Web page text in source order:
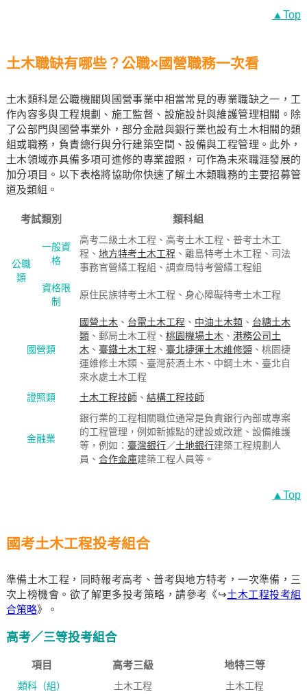
▲Top
土木職缺有哪些？公職×國營職務一次看
土木類科是公職機關與國營事業中相當常見的專業職缺之一，工
作內容多與工程規劃、施工監督、設施設計與維護管理相關。除
了公部門與國營事業外，部分金融與銀行業也設有土木相關的類
組或職務，負責總行與分行建築空間、設備與工程管理。此外，
土木領域亦具備多項可進修的專業證照，可作為未來職涯發展的
加分項目。以下表格將協助你快速了解土木類職務的主要招募管
道及類組。
考試類別 類科組
公職
類
一般資
格
高考二級土木工程、高考土木工程、普考土木工
程、 地方特考土木工程 、離島特考土木工程、司法
事務官營繕工程組、調查局特考營繕工程組
資格限
制
原住民族特考土木工程、身心障礙特考土木工程
國營類
國營土木、 台電土木工程 、 中油土木類、 台糖土木
類、郵局土木工程、 桃園機場土木、 港務公司土
木、 臺鐵土木工程 、 臺北捷運土木維修類、桃園捷
運維修土木類、臺灣菸酒土木、中鋼土木、臺北自
來水處土木工程
證照類
土木工程技師 、 結構工程技師
金融業
銀行業的工程相關職位通常是負責銀行內部或專案
的工程管理，例如新據點的建設或改建、設備維護
等，例如： 臺灣銀行／土地銀行建築工程規劃人
員、 合作金庫建築工程人員等。
▲Top
國考土木工程投考組合
準備土木工程，同時報考高考、普考與地方特考，一次準備，三
次上榜機會。欲了解更多投考策略，請參考《↪土木工程投考組
合策略》。
高考／三等投考組合
項目 高考三級 地特三等
類科（組） 土木工程
土木工程